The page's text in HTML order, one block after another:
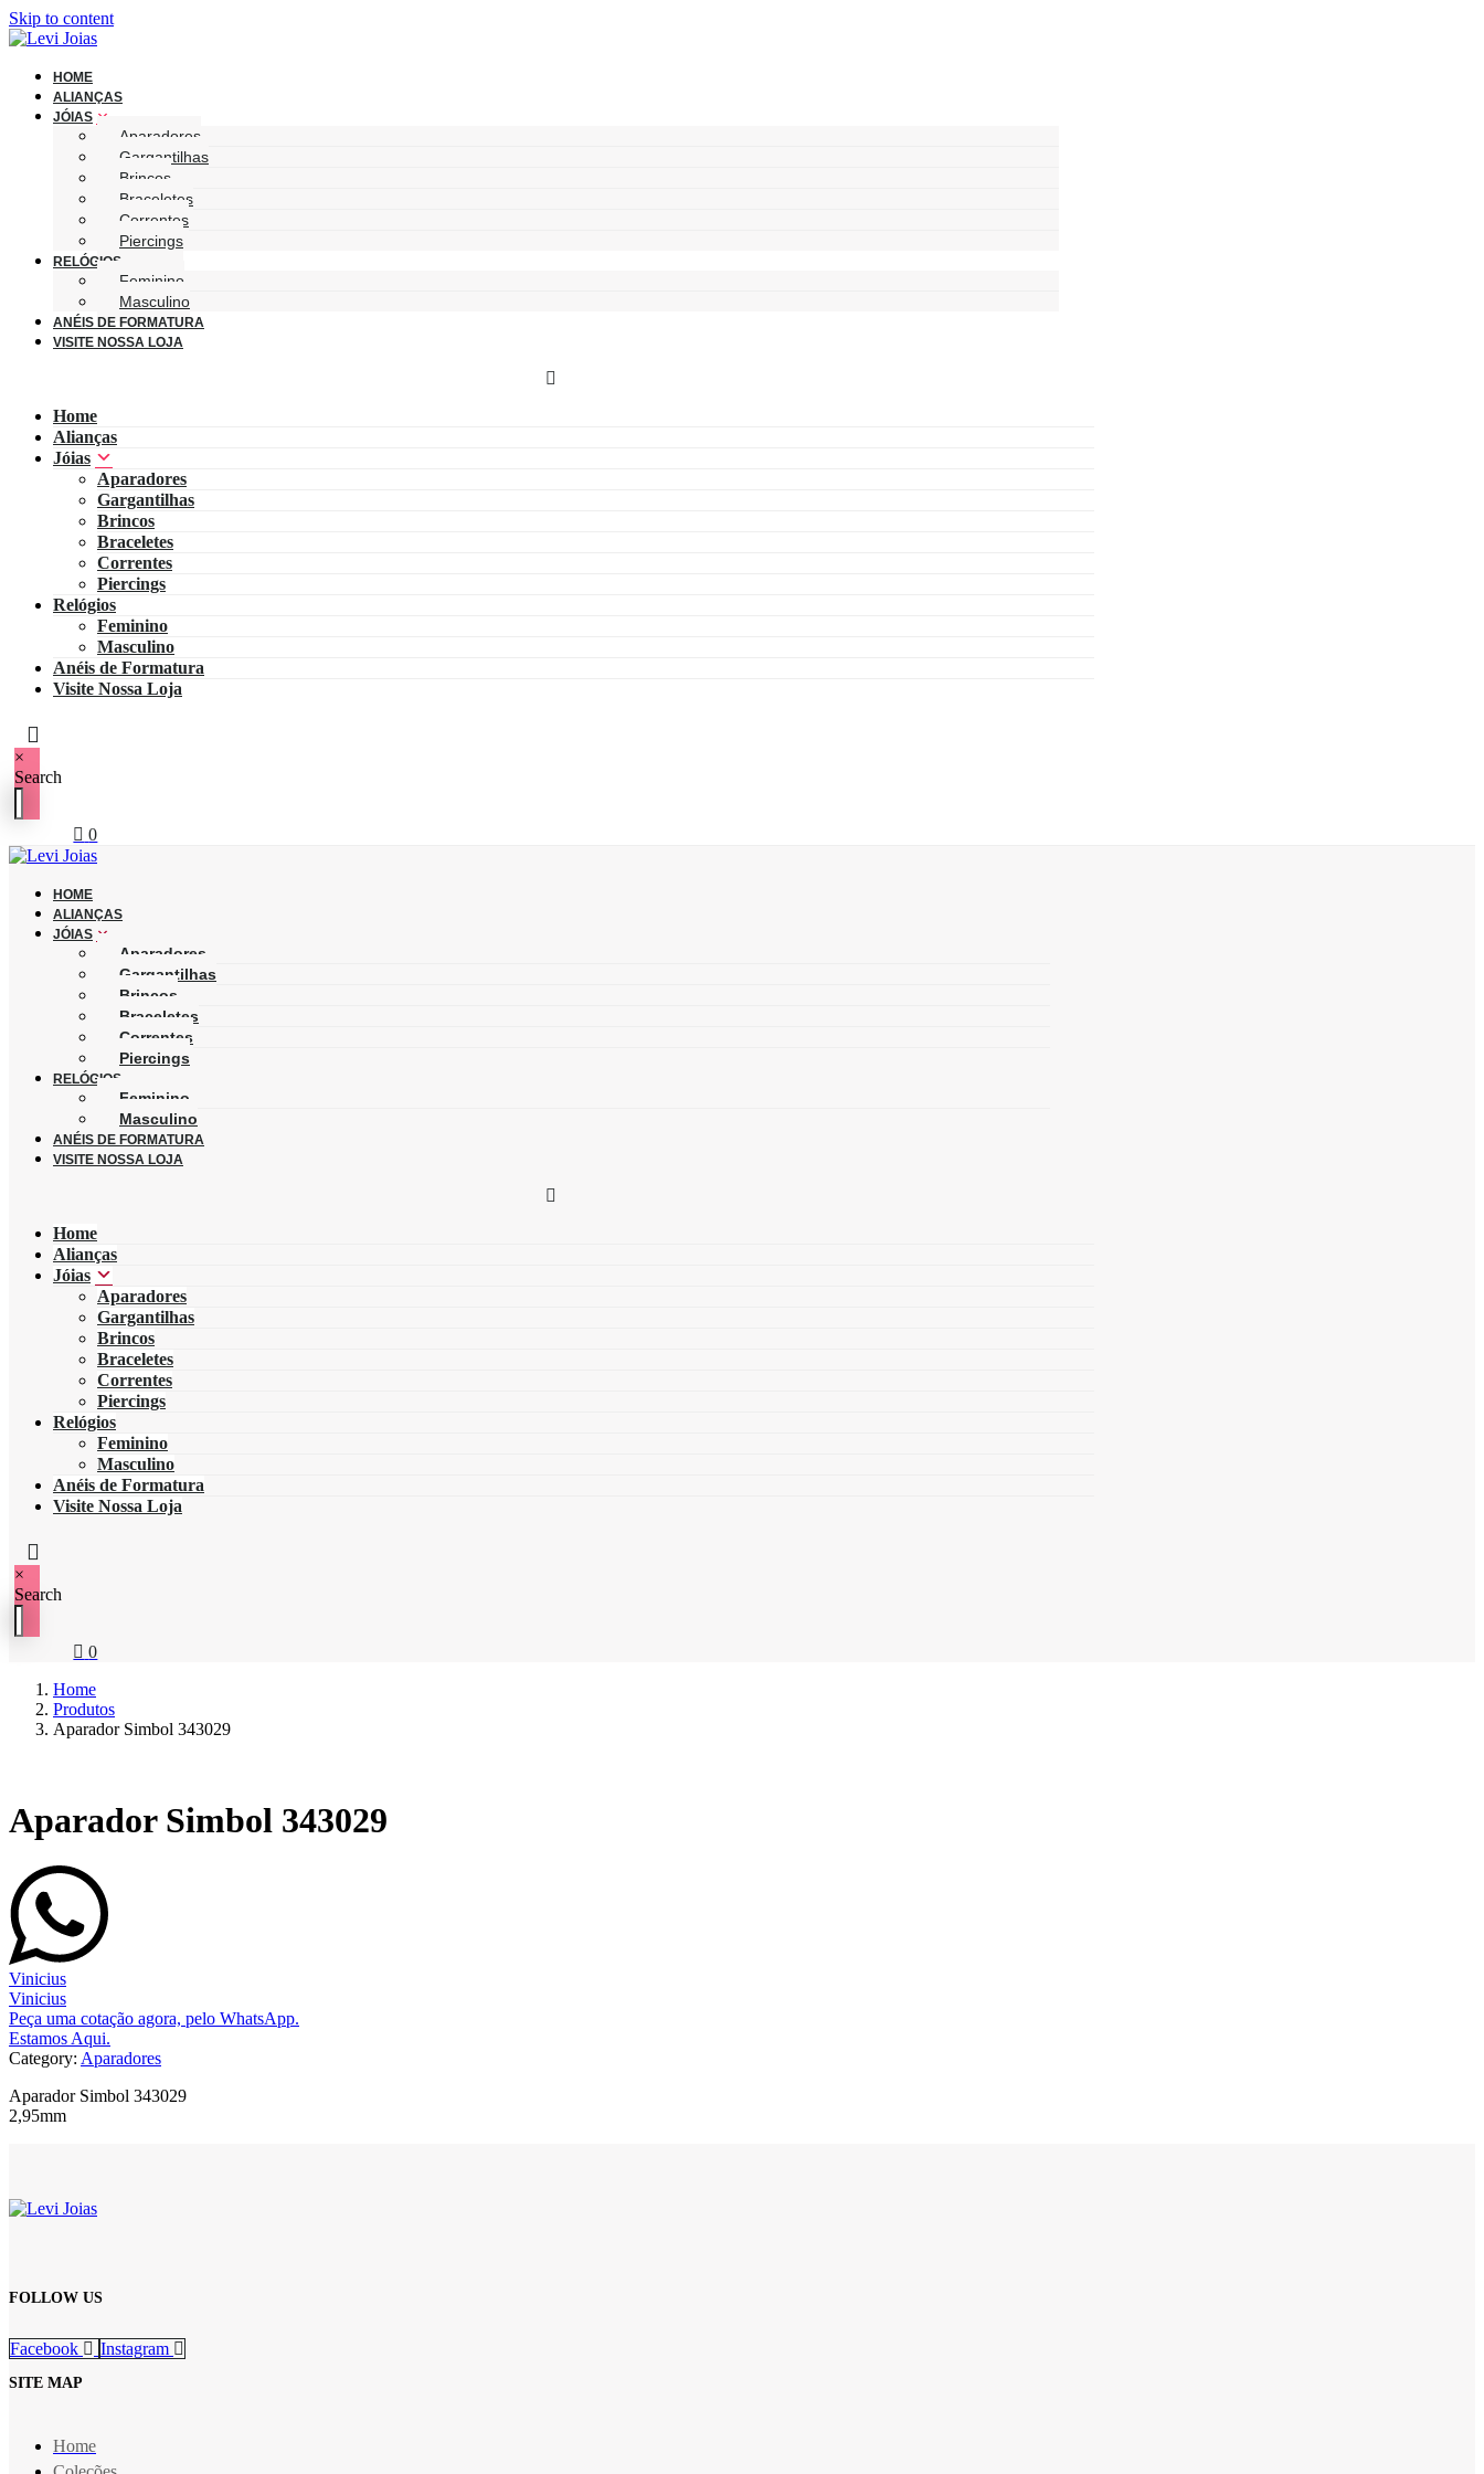
Skip to content
HOME
ALIANÇAS
JÓIAS
Aparadores
Gargantilhas
Brincos
Braceletes
Correntes
Piercings
RELÓGIOS
Feminino
Masculino
ANÉIS DE FORMATURA
VISITE NOSSA LOJA
Home
Alianças
Jóias
Aparadores
Gargantilhas
Brincos
Braceletes
Correntes
Piercings
Relógios
Feminino
Masculino
Anéis de Formatura
Visite Nossa Loja
×
Search
0
HOME
ALIANÇAS
JÓIAS
Aparadores
Gargantilhas
Brincos
Braceletes
Correntes
Piercings
RELÓGIOS
Feminino
Masculino
ANÉIS DE FORMATURA
VISITE NOSSA LOJA
Home
Alianças
Jóias
Aparadores
Gargantilhas
Brincos
Braceletes
Correntes
Piercings
Relógios
Feminino
Masculino
Anéis de Formatura
Visite Nossa Loja
×
Search
0
Home
Produtos
Aparador Simbol 343029
Aparador Simbol 343029
Vinicius
Vinicius
Peça uma cotação agora, pelo WhatsApp.
Estamos Aqui.
Category: Aparadores
Aparador Simbol 343029
2,95mm
FOLLOW US
Facebook Instagram
SITE MAP
Home